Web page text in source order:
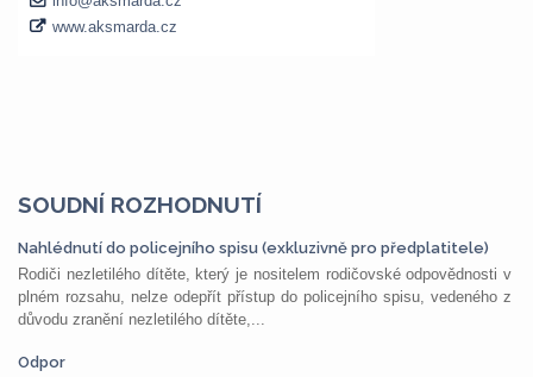
SOUDNÍ ROZHODNUTÍ
Nahlédnutí do policejního spisu (exkluzivně pro předplatitele)
Rodiči nezletilého dítěte, který je nositelem rodičovské odpovědnosti v
plném rozsahu, nelze odepřít přístup do policejního spisu, vedeného z
důvodu zranění nezletilého dítěte,...
Odpor